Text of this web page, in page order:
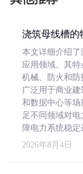
浇筑母线槽的
本文详细介绍了
应用领域。其特
机械、防火和防
广泛用于商业
和数据中心等
足不同领域对
障电力系统稳定
2026年8月4日